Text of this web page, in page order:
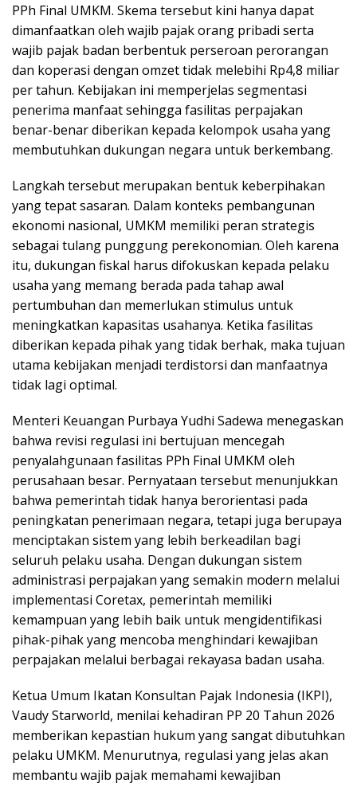
PPh Final UMKM. Skema tersebut kini hanya dapat
dimanfaatkan oleh wajib pajak orang pribadi serta
wajib pajak badan berbentuk perseroan perorangan
dan koperasi dengan omzet tidak melebihi Rp4,8 miliar
per tahun. Kebijakan ini memperjelas segmentasi
penerima manfaat sehingga fasilitas perpajakan
benar-benar diberikan kepada kelompok usaha yang
membutuhkan dukungan negara untuk berkembang.
Langkah tersebut merupakan bentuk keberpihakan
yang tepat sasaran. Dalam konteks pembangunan
ekonomi nasional, UMKM memiliki peran strategis
sebagai tulang punggung perekonomian. Oleh karena
itu, dukungan fiskal harus difokuskan kepada pelaku
usaha yang memang berada pada tahap awal
pertumbuhan dan memerlukan stimulus untuk
meningkatkan kapasitas usahanya. Ketika fasilitas
diberikan kepada pihak yang tidak berhak, maka tujuan
utama kebijakan menjadi terdistorsi dan manfaatnya
tidak lagi optimal.
Menteri Keuangan Purbaya Yudhi Sadewa menegaskan
bahwa revisi regulasi ini bertujuan mencegah
penyalahgunaan fasilitas PPh Final UMKM oleh
perusahaan besar. Pernyataan tersebut menunjukkan
bahwa pemerintah tidak hanya berorientasi pada
peningkatan penerimaan negara, tetapi juga berupaya
menciptakan sistem yang lebih berkeadilan bagi
seluruh pelaku usaha. Dengan dukungan sistem
administrasi perpajakan yang semakin modern melalui
implementasi Coretax, pemerintah memiliki
kemampuan yang lebih baik untuk mengidentifikasi
pihak-pihak yang mencoba menghindari kewajiban
perpajakan melalui berbagai rekayasa badan usaha.
Ketua Umum Ikatan Konsultan Pajak Indonesia (IKPI),
Vaudy Starworld, menilai kehadiran PP 20 Tahun 2026
memberikan kepastian hukum yang sangat dibutuhkan
pelaku UMKM. Menurutnya, regulasi yang jelas akan
membantu wajib pajak memahami kewajiban